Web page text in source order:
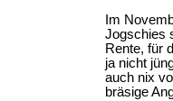
Im
Jogschies
Rente, für
ja nicht
auch nix
bräsige